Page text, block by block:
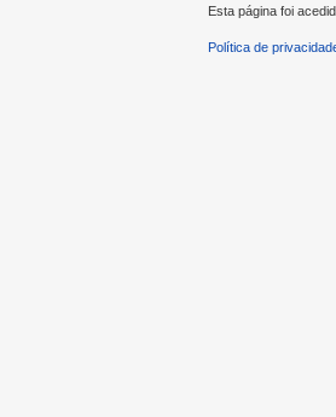
Esta página foi
Política de